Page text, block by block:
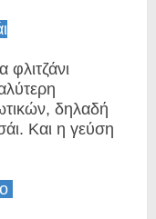
δηλαδή
Και η γεύση